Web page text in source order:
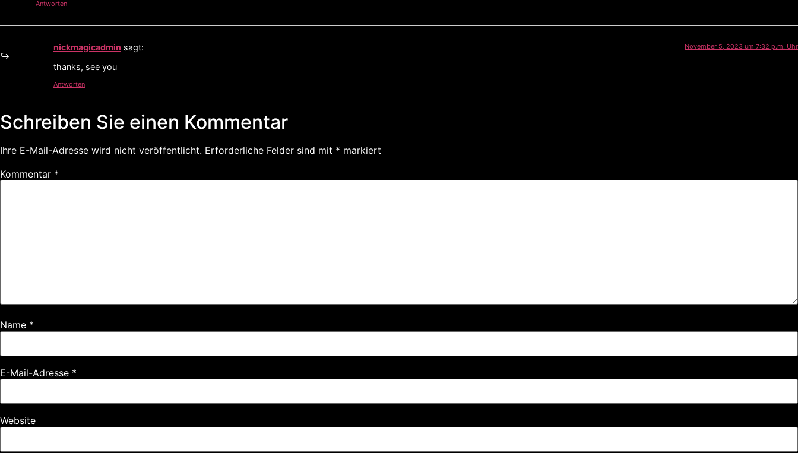
Antworten
nickmagicadmin sagt: November 5, 2023 um 7:32 p.m. Uhr
thanks, see you
Antworten
Schreiben Sie einen Kommentar
Ihre E-Mail-Adresse wird nicht veröffentlicht. Erforderliche Felder sind mit * markiert
Kommentar *
Name *
E-Mail-Adresse *
Website